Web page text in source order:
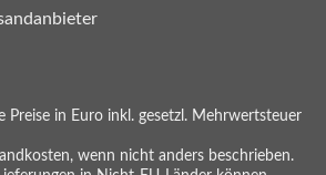
Preise in Euro inkl. gesetzl. Mehrwertsteuer
wenn nicht anders beschrieben.